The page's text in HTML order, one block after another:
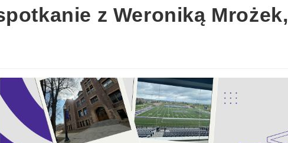
z Weroniką Mrożek,